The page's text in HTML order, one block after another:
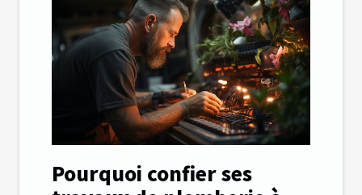
Pourquoi confier ses